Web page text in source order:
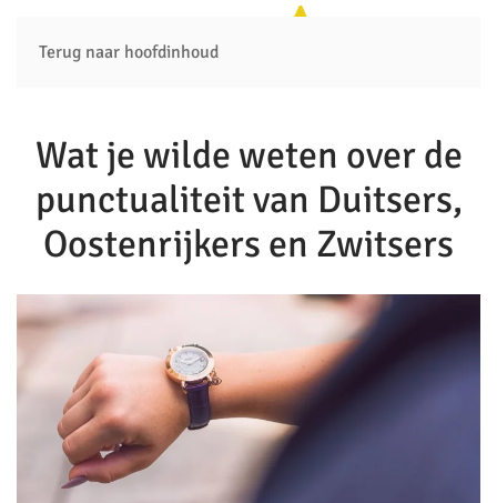
Terug naar hoofdinhoud
Wat je wilde weten over de
punctualiteit van Duitsers,
Oostenrijkers en Zwitsers